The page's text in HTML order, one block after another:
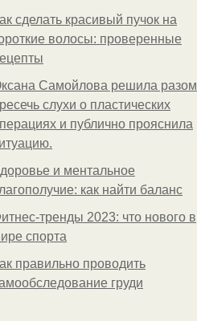
сделать красивый пучок на
волосы: проверенные
Самойлова решила разом
слухи о пластических
и публично прояснила
и ментальное
как найти баланс
тренды 2023: что нового в
спорта
правильно проводить
груди